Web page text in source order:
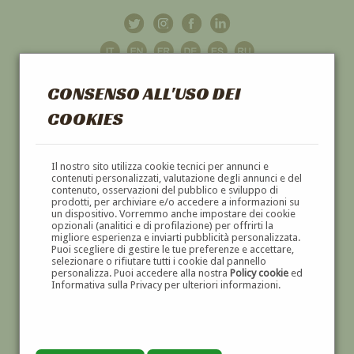
CONSENSO ALL'USO DEI
COOKIES
Il nostro sito utilizza cookie tecnici per annunci e
contenuti personalizzati, valutazione degli annunci e del
contenuto, osservazioni del pubblico e sviluppo di
prodotti, per archiviare e/o accedere a informazioni su
un dispositivo. Vorremmo anche impostare dei cookie
opzionali (analitici e di profilazione) per offrirti la
migliore esperienza e inviarti pubblicità personalizzata.
Puoi scegliere di gestire le tue preferenze e accettare,
selezionare o rifiutare tutti i cookie dal pannello
personalizza. Puoi accedere alla nostra Policy cookieed
Informativa sulla Privacy per ulteriori informazioni.
GALLERIAD'ARTE
DIPINTI E SCULTURE '800 E '900